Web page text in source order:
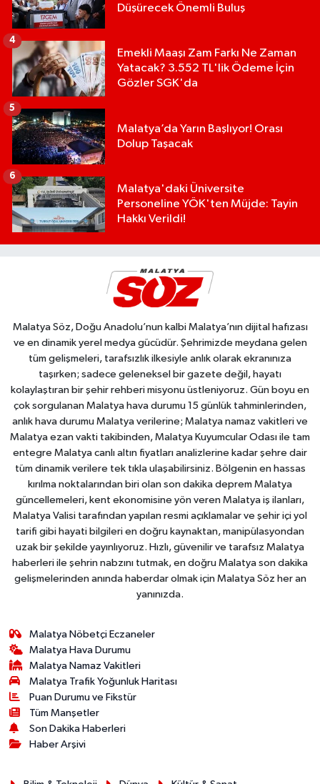
Düşürecek Önemli Buluş
Emekli Maaşı Zam Farkı Ne Zaman
Yatacak? 3.552 TL'lik Ödeme İçin
Gözler SGK'da
4
Malatya’da Yarın Başlıyor! Orası
Dolup Taşacak
5
Malatya'daki Üniversite
Personeline YÖK'ten Müjde: Tayin
Hakkı Verildi!
6
Malatya Söz, Doğu Anadolu’nun kalbi Malatya’nın dijital hafızası
ve en dinamik yerel medya gücüdür. Şehrimizde meydana gelen
tüm gelişmeleri, tarafsızlık ilkesiyle anlık olarak ekranınıza
taşırken; sadece geleneksel bir gazete değil, hayatı
kolaylaştıran bir şehir rehberi misyonu üstleniyoruz. Gün boyu en
çok sorgulanan Malatya hava durumu 15 günlük tahminlerinden,
anlık hava durumu Malatya verilerine; Malatya namaz vakitleri ve
Malatya ezan vakti takibinden, Malatya Kuyumcular Odası ile tam
entegre Malatya canlı altın fiyatları analizlerine kadar şehre dair
tüm dinamik verilere tek tıkla ulaşabilirsiniz. Bölgenin en hassas
kırılma noktalarından biri olan son dakika deprem Malatya
güncellemeleri, kent ekonomisine yön veren Malatya iş ilanları,
Malatya Valisi tarafından yapılan resmi açıklamalar ve şehir içi yol
tarifi gibi hayati bilgileri en doğru kaynaktan, manipülasyondan
uzak bir şekilde yayınlıyoruz. Hızlı, güvenilir ve tarafsız Malatya
haberleri ile şehrin nabzını tutmak, en doğru Malatya son dakika
gelişmelerinden anında haberdar olmak için Malatya Söz her an
yanınızda.
Malatya Nöbetçi Eczaneler
Malatya Hava Durumu
Malatya Namaz Vakitleri
Malatya Trafik Yoğunluk Haritası
Puan Durumu ve Fikstür
Tüm Manşetler
Son Dakika Haberleri
Haber Arşivi